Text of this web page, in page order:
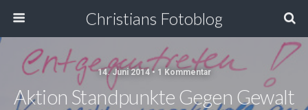
Christians Fotoblog
14. Juni 2014 • 1 Kommentar
Aktion Standpunkte Gegen Gewalt